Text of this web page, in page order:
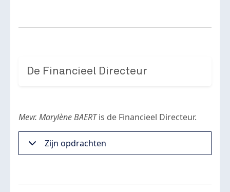
De Financieel Directeur
Mevr. Marylène BAERTis de Financieel Directeur.
Zijn opdrachten